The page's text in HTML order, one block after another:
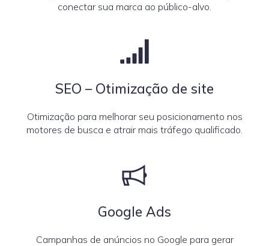
conectar sua marca ao público-alvo.
SEO – Otimização de site
Otimização para melhorar seu posicionamento nos
motores de busca e atrair mais tráfego qualificado.
Google Ads
Campanhas de anúncios no Google para gerar